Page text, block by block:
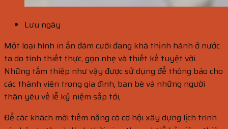
Lưu ngày
Một loại hình in ấn đám cưới đang khá thịnh hành ở nước
ta do tính thiết thực, gọn nhẹ và thiết kế tuyệt vời.
Những tấm thiệp như vậy được sử dụng để thông báo cho
các thành viên trong gia đình, bạn bè và những người
thân yêu về lễ kỷ niệm sắp tới,
Để các khách mời tiềm năng có cơ hội xây dựng lịch trình